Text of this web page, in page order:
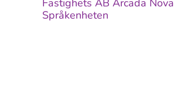
Fastighets AB Arcada Nova
Språkenheten